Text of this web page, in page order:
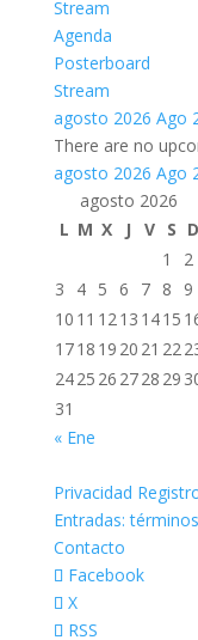
Stream
Agenda
Posterboard
Stream
agosto 2026 Ago
There are no
agosto 2026 Ago
agosto 2026
L M X J V S D
1
2
3
4 5 6 7 8
9
10 11 1213 1415
1718 19 20 21 22
2425 26 2728 29
31
« Ene
Privacidad
Entradas:
Contacto
Facebook
X
RSS